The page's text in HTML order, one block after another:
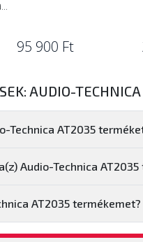
95 900 Ft
AUDIO-
Technica AT2035
Audio-Technica AT2035
AT2035 termékemet?